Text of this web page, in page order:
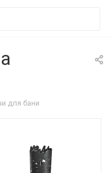
для бани